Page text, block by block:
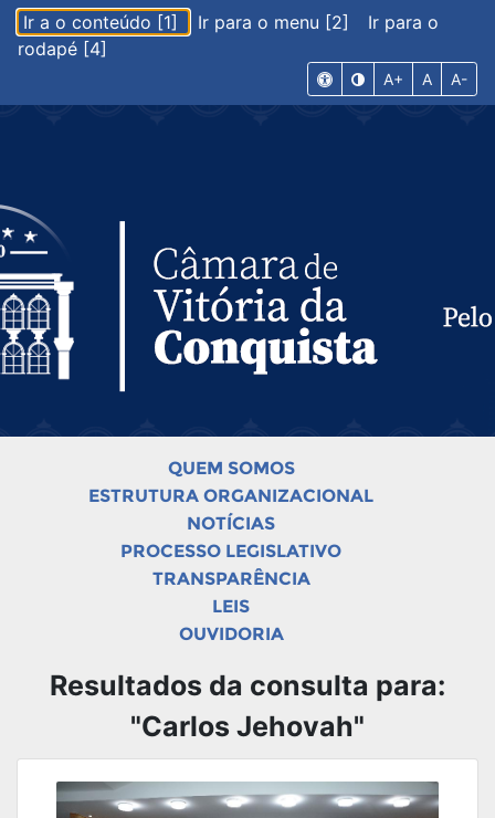
Ir a o conteúdo [1] Ir para o menu [2]
Ir para o
rodapé [4]
A+ A A-
QUEM SOMOS
ESTRUTURA ORGANIZACIONAL
NOTÍCIAS
PROCESSO LEGISLATIVO
TRANSPARÊNCIA
LEIS
OUVIDORIA
Resultados da consulta para:
"Carlos Jehovah"